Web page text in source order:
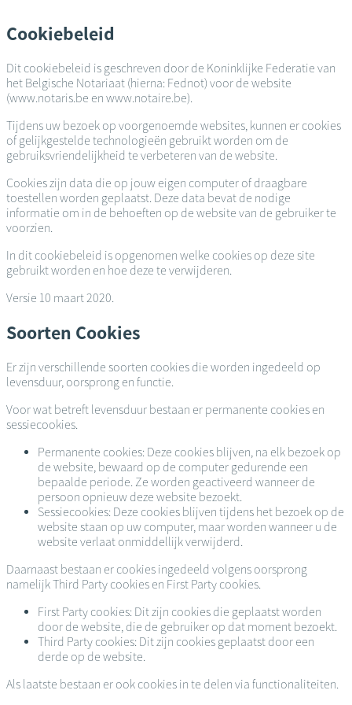
en
naar
inhoud
gaan
Cookiebeleid
Dit cookiebeleid is geschreven door de Koninklijke Federatie van
het Belgische Notariaat (hierna: Fednot) voor de website
(www.notaris.be en www.notaire.be).
Tijdens uw bezoek op voorgenoemde websites, kunnen er cookies
of gelijkgestelde technologieën gebruikt worden om de
gebruiksvriendelijkheid te verbeteren van de website.
Cookies zijn data die op jouw eigen computer of draagbare
toestellen worden geplaatst. Deze data bevat de nodige
informatie om in de behoeften op de website van de gebruiker te
voorzien.
In dit cookiebeleid is opgenomen welke cookies op deze site
gebruikt worden en hoe deze te verwijderen.
Versie 10 maart 2020.
Soorten Cookies
Er zijn verschillende soorten cookies die worden ingedeeld op
levensduur, oorsprong en functie.
Voor wat betreft levensduur bestaan er permanente cookies en
sessiecookies.
Permanente cookies: Deze cookies blijven, na elk bezoek op
de website, bewaard op de computer gedurende een
bepaalde periode. Ze worden geactiveerd wanneer de
persoon opnieuw deze website bezoekt.
Sessiecookies: Deze cookies blijven tijdens het bezoek op de
website staan op uw computer, maar worden wanneer u de
website verlaat onmiddellijk verwijderd.
Daarnaast bestaan er cookies ingedeeld volgens oorsprong
namelijk Third Party cookies en First Party cookies.
First Party cookies: Dit zijn cookies die geplaatst worden
door de website, die de gebruiker op dat moment bezoekt.
Third Party cookies: Dit zijn cookies geplaatst door een
derde op de website.
Als laatste bestaan er ook cookies in te delen via functionaliteiten.